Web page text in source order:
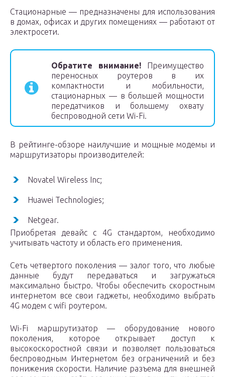
Стационарные — предназначены для использования
в домах, офисах и других помещениях — работают от
электросети.
Обратите внимание! Преимущество
переносных роутеров в их
компактности и мобильности,
стационарных — в большей мощности
передатчиков и большему охвату
беспроводной сети Wi-Fi.
В рейтинге-обзоре наилучшие и мощные модемы и
маршрутизаторы производителей:
Novatel Wireless Inc;
Huawei Technologies;
Netgear.
Приобретая девайс с 4G стандартом, необходимо
учитывать частоту и область его применения.
Сеть четвертого поколения — залог того, что любые
данные будут передаваться и загружаться
максимально быстро. Чтобы обеспечить скоростным
интернетом все свои гаджеты, необходимо выбрать
4G модем с wifi роутером.
Wi-Fi маршрутизатор — оборудование нового
поколения, которое открывает доступ к
высокоскоростной связи и позволяет пользоваться
беспроводным Интернетом без ограничений и без
понижения скорости. Наличие разъема для внешней